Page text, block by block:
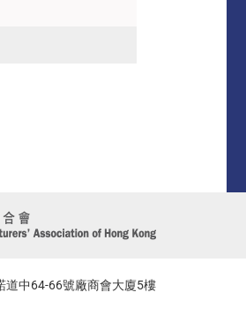
道中64-66號廠商會大廈5樓